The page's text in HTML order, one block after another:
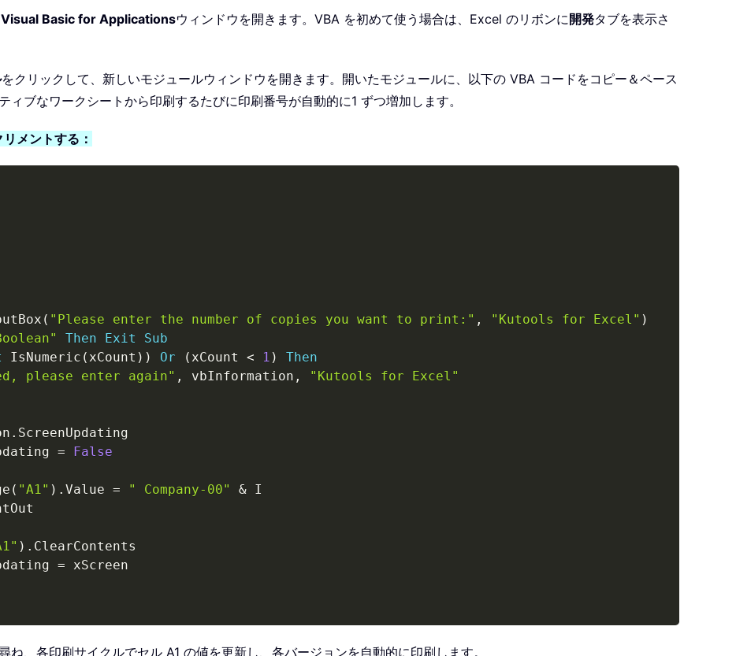
Basic for Applicationsウィンドウを開きます。VBA を初めて使う場合は、Excel のリボンに開発タブを表示さ
をクリックして、新しいモジュールウィンドウを開きます。開いたモジュールに、以下の VBA コードをコピー＆ペース
ィブなワークシートから印刷するたびに印刷番号が自動的に1 ずつ増加します。
メントする：
( "Please enter the number of copies you want to print:" , "Kutools for Excel" )
Then Exit
Sub
IsNumeric ( xCount ) ) Or ( xCount < 1 )
Then
please enter again" , vbInformation ,
"Kutools for Excel"
. ScreenUpdating
=
False
( "A1" ) . Value = " Company-00" & I
) . ClearContents
= xScreen
、各印刷サイクルでセル A1 の値を更新し、各バージョンを自動的に印刷します。